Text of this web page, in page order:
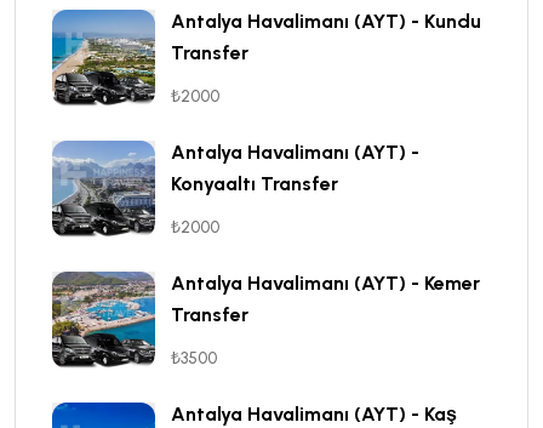
Antalya Havalimanı (AYT) - Kundu
Transfer
₺2000
Antalya Havalimanı (AYT) -
Konyaaltı Transfer
₺2000
Antalya Havalimanı (AYT) - Kemer
Transfer
₺3500
Antalya Havalimanı (AYT) - Kaş